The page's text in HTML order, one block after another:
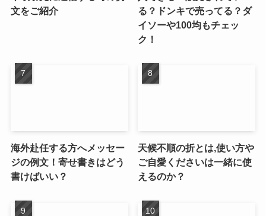
文をご紹介
る？ドンキで売ってる？ダ
イソーや100均もチェッ
ク！
海外赴任する方へメッセー
ジの例文！寄せ書きはどう
書けばいい？
天候不順の折とは,使い方や
ご自愛くださいは一緒に使
えるのか？